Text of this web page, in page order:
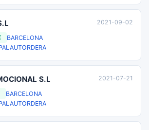
BARCELONA
2021-09-02
S.L
BARCELONA
2021-07-21